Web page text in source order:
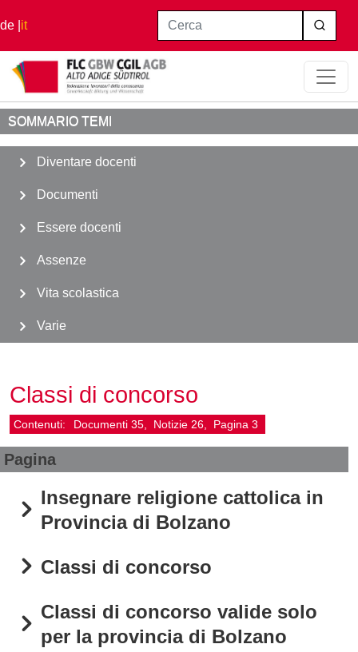
Salta al contenuto principale
de it Cerca
Home Diventare docenti
Classi di concorso
Contenuti: Documenti 35 Notizie 26 Pagina 3
Pagina
Insegnare religione cattolica in
Provincia di Bolzano
Classi di concorso
Classi di concorso valide solo
per la provincia di Bolzano
SOMMARIO TEMI
Diventare docenti
Documenti
Essere docenti
Assenze
Vita scolastica
Varie